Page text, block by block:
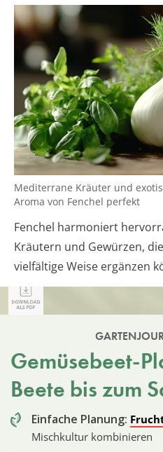
Mediterrane Kräuter und
Aroma von Fenchel perfekt
Fenchel harmoniert
Kräutern und Gewürzen,
vielfältige Weise ergänzen
Gemüsebeet-
Beete bis zum
Einfache Planung:
Mischkultur kombinieren